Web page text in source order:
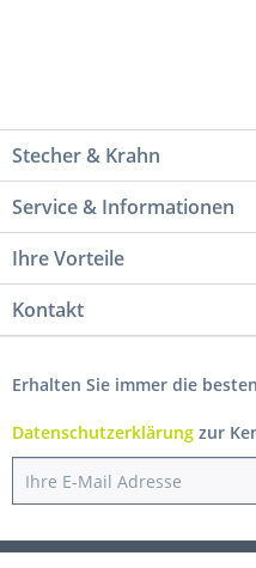
Stecher & Krahn
Service & Informationen
Ihre Vorteile
Kontakt
Erhalten Sie immer die
Datenschutzerklärung zur